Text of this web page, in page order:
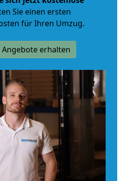
Sie einen ersten
für Ihren Umzug.
Angebote erhalten